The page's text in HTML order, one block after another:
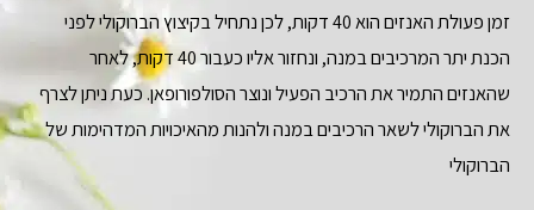
זמן פעולת האנזים הוא 40 דקות, לכן נתחיל בקיצוץ הברוקולי לפני
הכנת יתר המרכיבים במנה, ונחזור אליו כעבור 40 דקות, לאחר
שהאנזים התמיר את הרכיב הפעיל ונוצר הסולפורופאן. כעת ניתן לצרף
את הברוקולי לשאר הרכיבים במנה ולהנות מהאיכויות המדהימות של
הברוקולי